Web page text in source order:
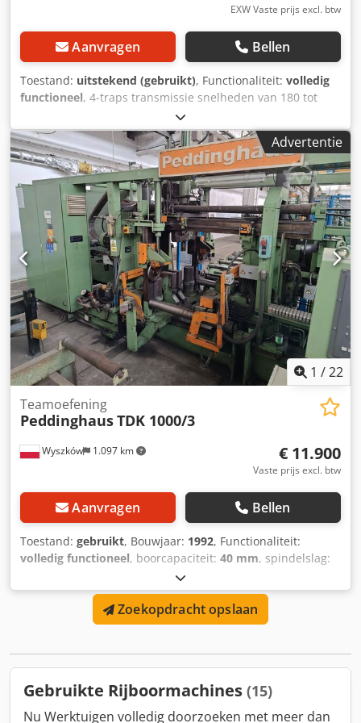
EXW Vaste prijs excl. btw
Aanvragen Bellen
Toestand: uitstekend (gebruikt), Functionaliteit: volledig
functioneel, 4-traps transmissie snelheden van 180 tot
2000 tpm motorvermogen 0,75 kW Chjdpeyxcu Iofx Agrja
diepteaanslag hoogteverstelling omhoog/omlaag
bankschroef tegen meerprijs
Advertentie
1 /22
Wyszków 1.097 km
Teamoefening
PeddinghausTDK 1000/3
€ 11.900
Vaste prijs excl. btw
Aanvragen Bellen
Toestand: gebruikt, Bouwjaar: 1992, Functionaliteit:
volledig functioneel, boorcapaciteit: 40 mm, spindelslag:
, totaalgewicht:
Boorinstallatie voor staalconstructies - boren van gaten in
staalprofielen. fabrikant - PEDDINGHAUS Duitsland; type -
TDK 1000/3; productiejaar - 1992; aantal boorspindels - 3
de boor - via de spil en via kanalen in de boor;
spindelvoeding - hydraulisch met instelbare drukkracht;
Zoekopdracht opslaan
Gebruikte Rijboormachines (15)
Nu Werktuigen volledig doorzoeken met meer dan